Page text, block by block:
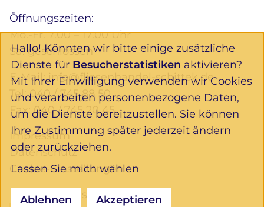
Öffnungszeiten:
Mo.-Fr. 7.00 – 17.00 Uhr
Sa. geschlossen
E-Mail:info@fliesenhandel-schittek.de
Tel:040 / 745 88 50
Fax: 040 / 745 20 45
Impressum
Datenschutz
Cookie-Einstellungen
Folgen Sie uns:
Hallo! Könnten wir bitte einige zusätzliche
Dienste für Besucherstatistiken aktivieren?
Mit Ihrer Einwilligung verwenden wir Cookies
und verarbeiten personenbezogene Daten,
um die Dienste bereitzustellen. Sie können
Ihre Zustimmung später jederzeit ändern
oder zurückziehen.
Lassen Sie mich wählen
Ablehnen Akzeptieren